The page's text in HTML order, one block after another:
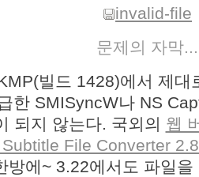
invalid-file
문제의 자막...
빌드 1428)에서 제
한 SMISyncW나 NS
되지 않는다. 국외의 웹
File Converter
방에~ 3.22에서도 파일